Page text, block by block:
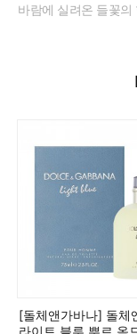
바람에 실려온 들꽃
[돌체앤가바나] 돌체